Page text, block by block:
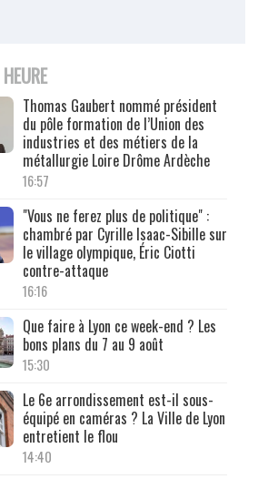
Thomas Gaubert nommé président
du pôle formation de l’Union des
industries et des métiers de la
métallurgie Loire Drôme Ardèche
16:57
"Vous ne ferez plus de politique" :
chambré par Cyrille Isaac-Sibille sur
le village olympique, Éric Ciotti
contre-attaque
16:16
Que faire à Lyon ce week-end ? Les
bons plans du 7 au 9 août
15:30
Le 6e arrondissement est-il sous-
équipé en caméras ? La Ville de Lyon
entretient le flou
14:40